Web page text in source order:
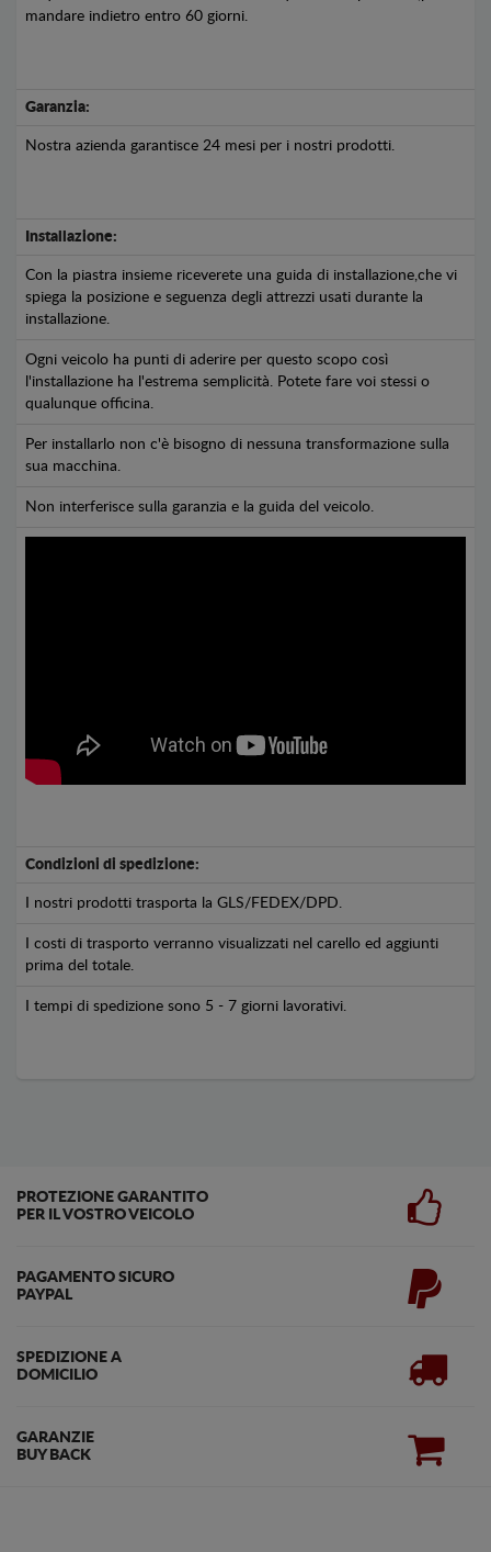
mandare indietro entro 60 giorni.
Garanzia:
Nostra azienda garantisce 24 mesi per i nostri prodotti.
Installazione:
Con la piastra insieme riceverete una guida di installazione,che vi
spiega la posizione e seguenza degli attrezzi usati durante la
installazione.
Ogni veicolo ha punti di aderire per questo scopo così
l'installazione ha l'estrema semplicità. Potete fare voi stessi o
qualunque officina.
Per installarlo non c'è bisogno di nessuna transformazione sulla
sua macchina.
Non interferisce sulla garanzia e la guida del veicolo.
Condizioni di spedizione:
I nostri prodotti trasporta la GLS/FEDEX/DPD.
I costi di trasporto verranno visualizzati nel carello ed aggiunti
prima del totale.
I tempi di spedizione sono 5 - 7 giorni lavorativi.
PROTEZIONE GARANTITO
PER IL VOSTRO VEICOLO
PAGAMENTO SICURO
PAYPAL
SPEDIZIONE A
DOMICILIO
GARANZIE
BUY BACK